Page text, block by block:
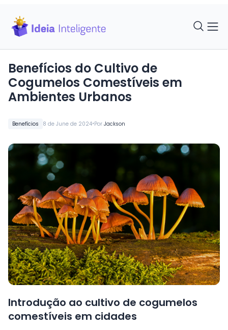
Benefícios 8 de June de 2024•Por Jackson
Benefícios do Cultivo de
Cogumelos Comestíveis em
Ambientes Urbanos
Introdução ao cultivo de cogumelos
comestíveis em cidades